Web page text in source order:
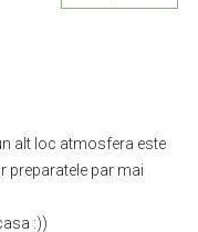
alt loc atmosfera este
preparatele par mai
:))